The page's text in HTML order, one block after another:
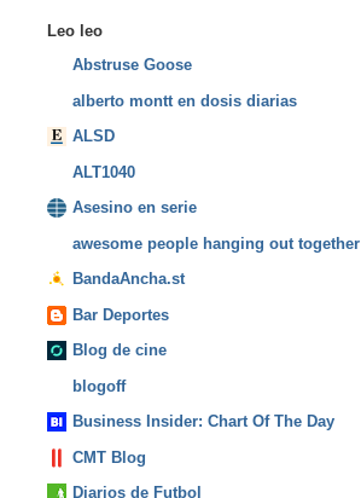
Leo leo
Abstruse Goose
alberto montt en dosis diarias
ALSD
ALT1040
Asesino en serie
awesome people hanging out together
BandaAncha.st
Bar Deportes
Blog de cine
blogoff
Business Insider: Chart Of The Day
CMT Blog
Diarios de Futbol